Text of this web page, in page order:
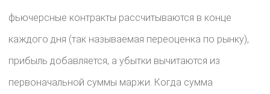
фьючерсные контракты рассчитываются в конце
каждого дня (так называемая переоценка по рынку),
прибыль добавляется, а убытки вычитаются из
первоначальной суммы маржи. Когда сумма